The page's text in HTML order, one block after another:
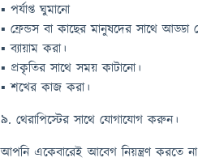
▪ পর্যাপ্ত ঘুমানো
▪ ফ্রেন্ডস বা কাছের মানুষদের সাথে আড্ডা
▪ ব্যায়াম করা।
▪ প্রকৃতির সাথে সময় কাটানো।
▪ শখের কাজ করা।
৯. থেরাপিস্টের সাথে যোগাযোগ করুন।
আপনি একেবারেই আবেগ নিয়ন্ত্রণ করতে